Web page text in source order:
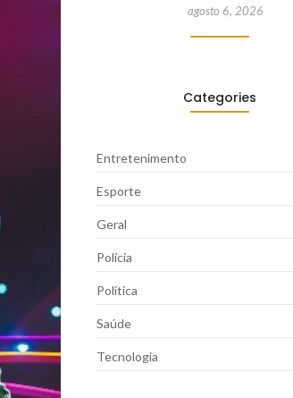
agosto 6, 2026
Categories
Entretenimento
Esporte
Geral
Polícia
Política
Saúde
Tecnologia